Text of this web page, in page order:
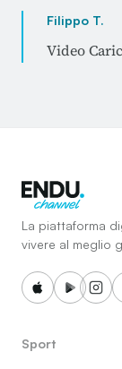
Filippo T.
Video
La piattaforma
vivere al meglio
Sport